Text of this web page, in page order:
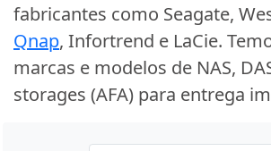
fabricantes como Seagate,
Qnap, Infortrend e LaCie.
marcas e modelos de NAS,
storages (AFA) para entrega